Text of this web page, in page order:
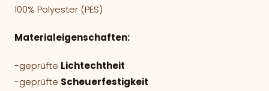
100% Polyester (PES)
Materialeigenschaften:
-geprüfte Lichtechtheit
-geprüfte Scheuerfestigkeit